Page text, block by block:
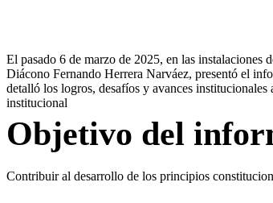
El pasado 6 de marzo de 2025, en las
Diácono Fernando Herrera Narváez, presentó el
detalló los logros, desafíos y avances
institucional
Objetivo del
Contribuir al desarrollo de los principios